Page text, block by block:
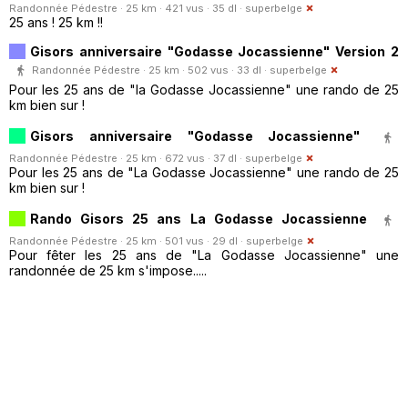
Randonnée Pédestre · 25 km · 421 vus · 35 dl · superbelge
25 ans ! 25 km !!
Gisors anniversaire "Godasse Jocassienne" Version 2
Randonnée Pédestre · 25 km · 502 vus · 33 dl · superbelge
Pour les 25 ans de "la Godasse Jocassienne" une rando de 25
km bien sur !
Gisors anniversaire "Godasse Jocassienne"
Randonnée Pédestre · 25 km · 672 vus · 37 dl · superbelge
Pour les 25 ans de "La Godasse Jocassienne" une rando de 25
km bien sur !
Rando Gisors 25 ans La Godasse Jocassienne
Randonnée Pédestre · 25 km · 501 vus · 29 dl · superbelge
Pour fêter les 25 ans de "La Godasse Jocassienne" une
randonnée de 25 km s'impose.....